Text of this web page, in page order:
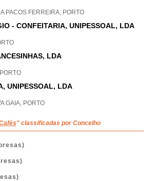
PACOS FERREIRA, PORTO
- CONFEITARIA, UNIPESSOAL, LDA
LDA
UNIPESSOAL, LDA
GAIA, PORTO
" classificadas por Concelho